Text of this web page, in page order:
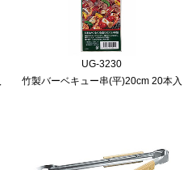
UG-3230
竹製バーベキュー串(平)20cm 20本入